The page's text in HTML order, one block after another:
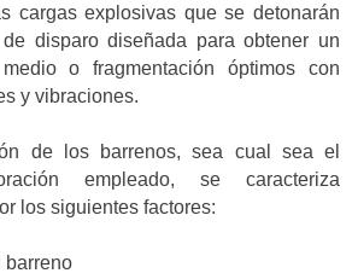
cargas explosivas que se detonarán
disparo diseñada para obtener un
o fragmentación óptimos con
y vibraciones.
de los barrenos, sea cual sea el
empleado, se caracteriza
los siguientes factores:
barreno